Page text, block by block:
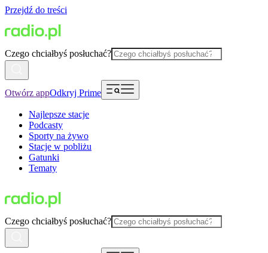
Przejdź do treści
Czego chciałbyś posłuchać?
Otwórz appOdkryj Prime
Najlepsze stacje
Podcasty
Sporty na żywo
Stacje w pobliżu
Gatunki
Tematy
Czego chciałbyś posłuchać?